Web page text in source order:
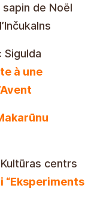
de Noël
Sigulda
à une
centrs
“Eksperiments